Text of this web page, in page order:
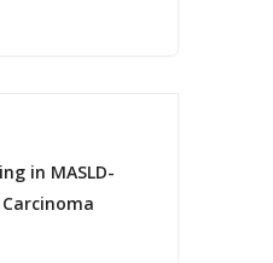
in MASLD-